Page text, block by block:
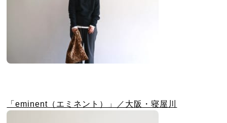
「eminent（エミネント）」／大阪・寝屋川